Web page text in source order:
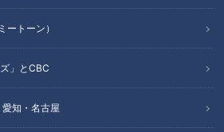
ートーン）
」とCBC
知・名古屋
高身
で、
の三
中部・北陸実業団駅伝に燃料電
池中継車を導入！ 環境と選手に
Locipo（ロキポ）とYouTubeで